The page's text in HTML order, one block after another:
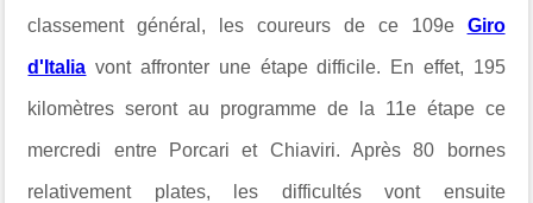
classement général, les coureurs de ce 109e Giro
d'Italia vont affronter une étape difficile. En effet, 195
kilomètres seront au programme de la 11e étape ce
mercredi entre Porcari et Chiaviri. Après 80 bornes
relativement plates, les difficultés vont ensuite